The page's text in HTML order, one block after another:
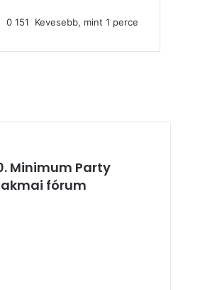
0 151 Kevesebb, mint 1 perce
Minimum Party
fórum